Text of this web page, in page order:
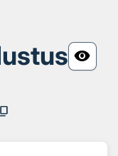
visibility